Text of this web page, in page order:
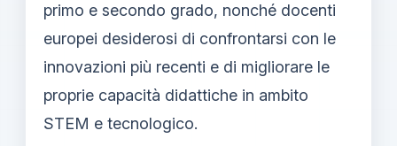
primo e secondo grado, nonché docenti
europei desiderosi di confrontarsi con le
innovazioni più recenti e di migliorare le
proprie capacità didattiche in ambito
STEM e tecnologico.